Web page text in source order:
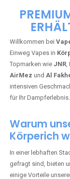
Willkommen bei
Einweg Vapes in
Topmarken wie JNR,
AirMez und Al
intensiven
für Ihr Dampferlebnis.
Warum
Körperich
In einer lebhaften
gefragt sind, bieten
einige Vorteile